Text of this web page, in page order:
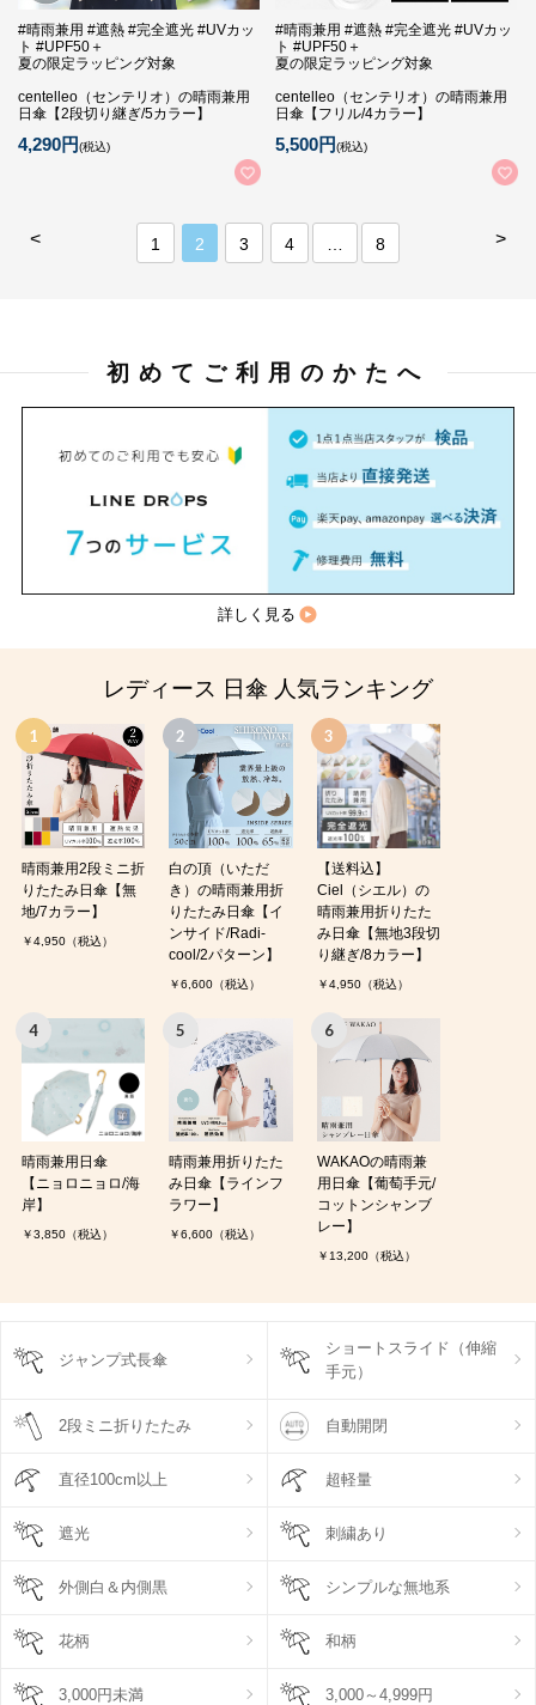
#晴雨兼用 #遮熱 #完全遮光 #UVカッ
ト #UPF50＋
夏の限定ラッピング対象
centelleo（センテリオ）の晴雨兼用
日傘【2段切り継ぎ/5カラー】
4,290円(税込)
#晴雨兼用 #遮熱 #完全遮光 #UVカッ
ト #UPF50＋
夏の限定ラッピング対象
centelleo（センテリオ）の晴雨兼用
日傘【フリル/4カラー】
5,500円(税込)
< >
1 2 3 4 8
初めてご利用のかたへ
詳しく見る
レディース 日傘 人気ランキング
晴雨兼用2段ミニ折
りたたみ日傘【無
地/7カラー】
￥4,950（税込）
白の頂（いただ
き）の晴雨兼用折
りたたみ日傘【イ
ンサイド/Radi-
cool/2パターン】
￥6,600（税込）
【送料込】
Ciel（シエル）の
晴雨兼用折りたた
み日傘【無地3段切
り継ぎ/8カラー】
￥4,950（税込）
晴雨兼用日傘
【ニョロニョロ/海
岸】
￥3,850（税込）
晴雨兼用折りたた
み日傘【ラインフ
ラワー】
￥6,600（税込）
WAKAOの晴雨兼
用日傘【葡萄手元/
コットンシャンブ
レー】
￥13,200（税込）
ジャンプ式長傘
ショートスライド（伸縮
手元）
2段ミニ折りたたみ 自動開閉
直径100cm以上 超軽量
遮光 刺繍あり
外側白＆内側黒 シンプルな無地系
花柄 和柄
3,000円未満 3,000～4,999円